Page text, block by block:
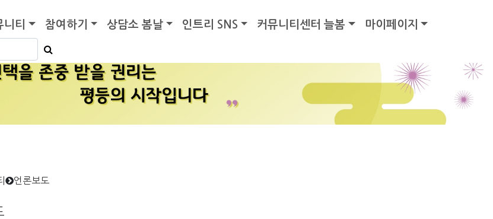
니티 참여하기 상담소 봄날 인트리 SNS 커뮤니티센터 늘봄 마이페이지
언론보도